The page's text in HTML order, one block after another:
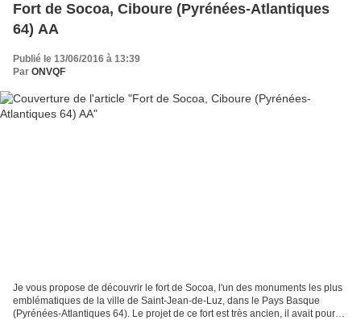
Fort de Socoa, Ciboure (Pyrénées-Atlantiques
64) AA
Publié le 13/06/2016 à 13:39
Par ONVQF
Je vous propose de découvrir le fort de Socoa, l'un des monuments les plus
emblématiques de la ville de Saint-Jean-de-Luz, dans le Pays Basque
(Pyrénées-Atlantiques 64). Le projet de ce fort est très ancien, il avait pour